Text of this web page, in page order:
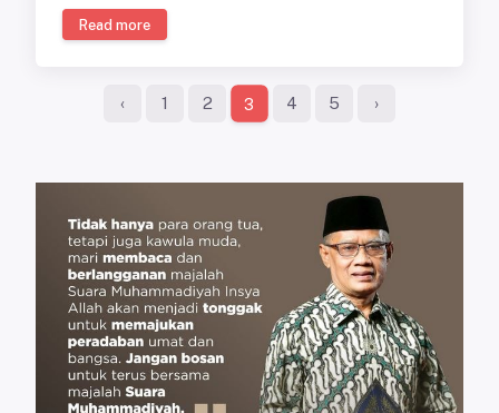
Read more
‹ 1 2 3 4 5 ›